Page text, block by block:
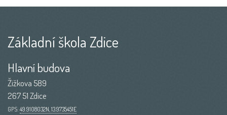
Základní škola Zdice
Hlavní budova
Žižkova 589
267 51 Zdice
GPS: 49.9108032N, 13.9735451E